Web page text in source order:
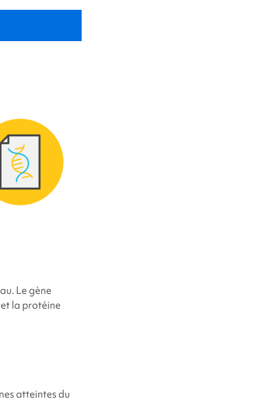
Le gène
la protéine
atteintes du